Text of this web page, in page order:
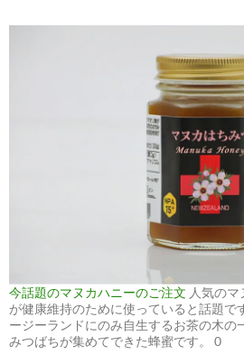
今話題のマヌカハニーのご注文 人気の
が健康維持のために使っていると話題で
ージーランドにのみ自生するお茶の木の
みつばちが集めてできた蜂蜜です。 0